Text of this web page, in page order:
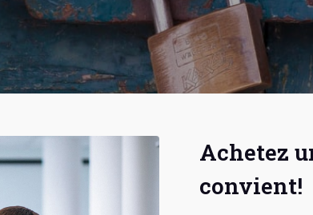
Achetez
convient!